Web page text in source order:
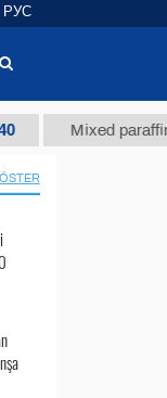
Mixed paraffin
РУС